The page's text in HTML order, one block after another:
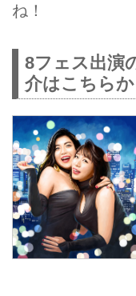
ね！
8フェス出演
介はこちらか